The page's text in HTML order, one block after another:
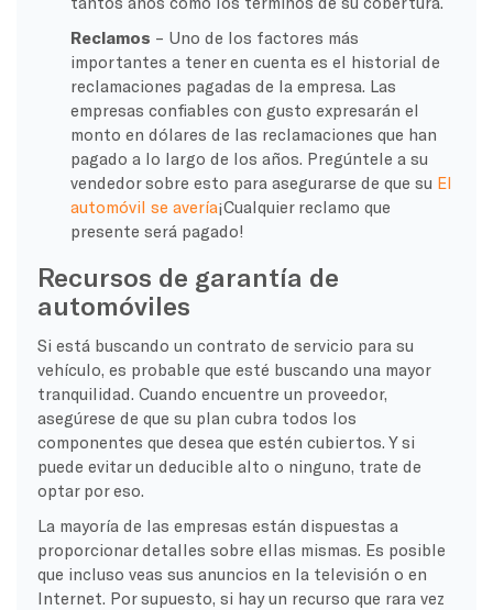
Reclamos – Uno de los factores más
importantes a tener en cuenta es el historial de
reclamaciones pagadas de la empresa. Las
empresas confiables con gusto expresarán el
monto en dólares de las reclamaciones que han
pagado a lo largo de los años. Pregúntele a su
vendedor sobre esto para asegurarse de que su El
automóvil se avería¡Cualquier reclamo que
presente será pagado!
Recursos de garantía de
automóviles
Si está buscando un contrato de servicio para su
vehículo, es probable que esté buscando una mayor
tranquilidad. Cuando encuentre un proveedor,
asegúrese de que su plan cubra todos los
componentes que desea que estén cubiertos. Y si
puede evitar un deducible alto o ninguno, trate de
optar por eso.
La mayoría de las empresas están dispuestas a
proporcionar detalles sobre ellas mismas. Es posible
que incluso veas sus anuncios en la televisión o en
Internet. Por supuesto, si hay un recurso que rara vez